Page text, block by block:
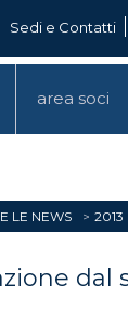
Sedi e Contatti
area soci
LE NEWS 2013
dal